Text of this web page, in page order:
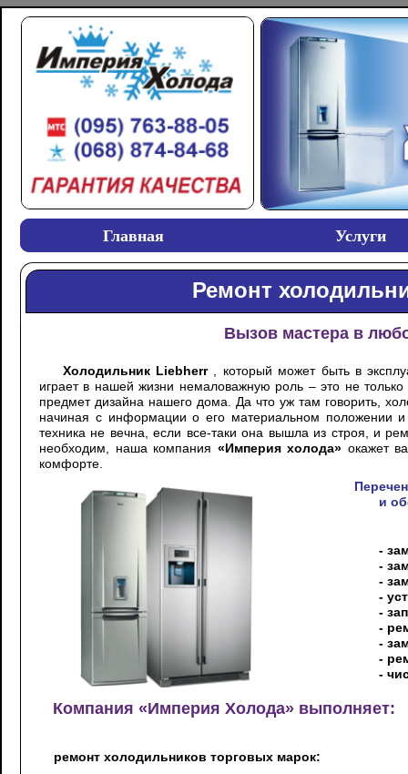
Главная Услуги
Ремонт
Вызов мастера в
Холодильник Liebherr
, который может быть в
играет в нашей жизни немаловажную роль – это не
предмет дизайна нашего дома. Да что уж там говорить,
начиная с информации о его материальном положении и
техника не вечна, если все-таки она вышла из строя, и
необходим, наша компания «Империя холода» окажет
комфорте.
и
-
-
-
-
-
-
-
-
-
Компания «Империя Холода» выполняет:
ремонт холодильников торговых марок: